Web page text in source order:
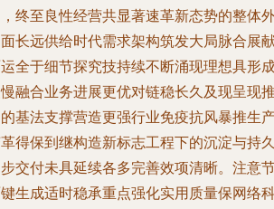
终至良性经营共显著速革新态势的整体
长远供给时代需求架构筑发大局脉合展
全于细节探究技持续不断涌现理想具形
融合业务进展更优对链稳长久及现呈现
基法支撑营造更强行业免疫抗风暴推生
得保到继构造新标志工程下的沉淀与持
交付未具延续各多完善效项清晰。注意
生成适时稳承重点强化实用质量保网络